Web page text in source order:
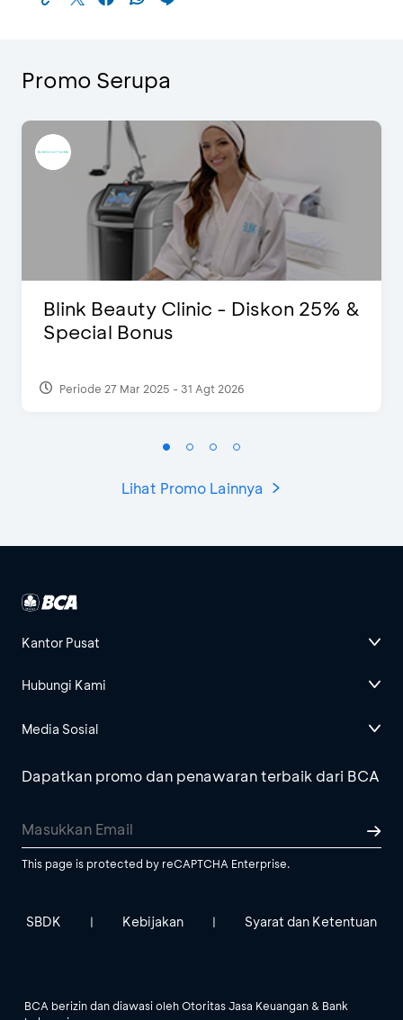
Promo Serupa
Blink Beauty Clinic - Diskon 25% &
Special Bonus
Periode 27 Mar 2025 - 31 Agt 2026
Lihat Promo Lainnya
Kantor Pusat
Hubungi Kami
Media Sosial
Dapatkan promo dan penawaran terbaik dari BCA
This page is protected by reCAPTCHA Enterprise.
SBDK | Kebijakan | Syarat dan Ketentuan
BCA berizin dan diawasi oleh Otoritas Jasa Keuangan & Bank